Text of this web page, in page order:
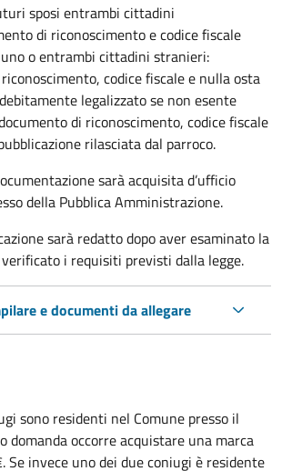
sposi entrambi cittadini
di riconoscimento e codice fiscale
o entrambi cittadini stranieri:
codice fiscale e nulla osta
legalizzato se non esente
di riconoscimento, codice fiscale
rilasciata dal parroco.
sarà acquisita d’ufficio
della Pubblica Amministrazione.
sarà redatto dopo aver esaminato la
i requisiti previsti dalla legge.
e documenti da allegare
sono residenti nel Comune presso il
domanda occorre acquistare una marca
Se invece uno dei due coniugi è residente